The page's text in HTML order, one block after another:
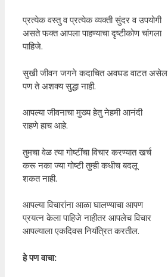
प्रत्येक वस्तु व प्रत्येक व्यक्ती सुंदर व उपयोगी
असते फक्त आपला पाहण्याचा दृष्टीकोण चांगला
पाहिजे.
सुखी जीवन जगने कदाचित अवघड वाटत असेल
पण ते अशक्य सुद्धा नाही.
आपल्या जीवनाचा मुख्य हेतु नेहमी आनंदी
राहणे हाच आहे.
तुमचा वेळ त्या गोष्टींचा विचार करण्यात खर्च
करू नका ज्या गोष्टी तुम्ही कधीच बदलू
शकत नाही.
आपल्या विचारांना आळा घालण्याचा आपण
प्रयत्न केला पाहिजे नाहीतर आपलेच विचार
आपल्याला एकदिवस नियंत्रित करतील.
हे पण वाचा: